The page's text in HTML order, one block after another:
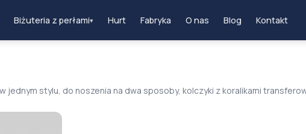
Biżuteria z perłami▾ Hurt Fabryka O nas Blog Kontakt
jednym stylu, do noszenia na dwa sposoby, kolczyki z koralikami